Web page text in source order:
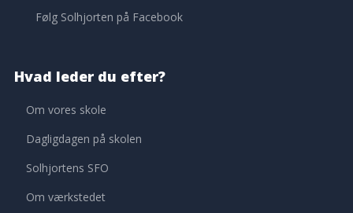
​Følg Solhjorten på Facebook
Hvad leder du efter?
Om vores skole
Dagligdagen på skolen
Solhjortens SFO
Om værkstedet